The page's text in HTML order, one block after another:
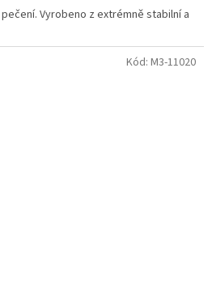
Vyrobeno z extrémně stabilní a
Kód: M3-11020